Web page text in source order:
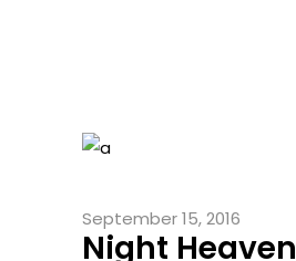
September 15, 2016
Night Heaven